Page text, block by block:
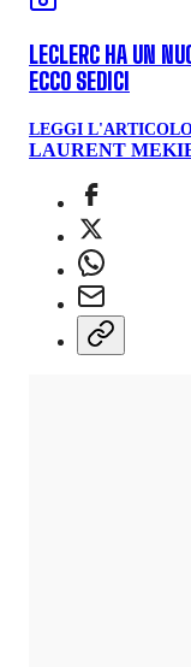
LECLERC HA UN
ECCO SEDICI
LEGGI
LAURENT